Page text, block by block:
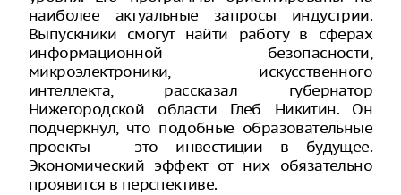
наиболее актуальные запросы индустрии.
Выпускники смогут найти работу в сферах
информационной безопасности,
микроэлектроники, искусственного
интеллекта, рассказал губернатор
Нижегородской области Глеб Никитин. Он
подчеркнул, что подобные образовательные
проекты – это инвестиции в будущее.
Экономический эффект от них обязательно
проявится в перспективе.